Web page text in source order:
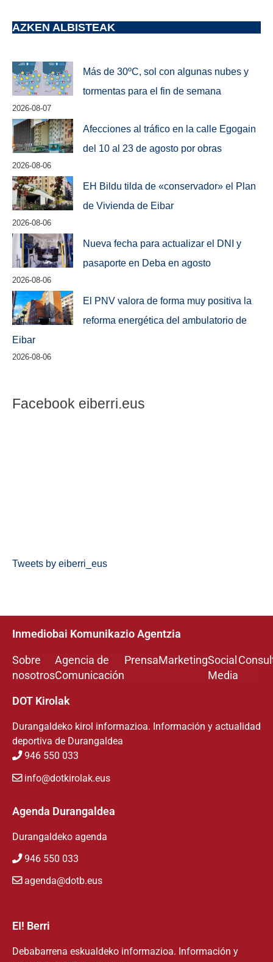
AZKEN ALBISTEAK
Más de 30ºC, sol con algunas nubes y
tormentas para el fin de semana
2026-08-07
Afecciones al tráfico en la calle Egogain
del 10 al 23 de agosto por obras
2026-08-06
EH Bildu tilda de «conservador» el Plan
de Vivienda de Eibar
2026-08-06
Nueva fecha para actualizar el DNI y
pasaporte en Deba en agosto
2026-08-06
El PNV valora de forma muy positiva la
reforma energética del ambulatorio de
Eibar
2026-08-06
Facebook eiberri.eus
Tweets by eiberri_eus
Inmediobai Komunikazio Agentzia
Sobre
nosotros
Agencia de
Comunicación
PrensaMarketingSocial
Media
DOT Kirolak
Durangaldeko kirol informazioa. Información y actualidad
deportiva de Durangaldea
946 550 033
info@dotkirolak.eus
Agenda Durangaldea
Durangaldeko agenda
946 550 033
agenda@dotb.eus
EI! Berri
Debabarrena eskualdeko informazioa. Información y